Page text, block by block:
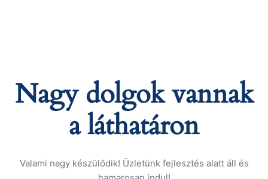
Nagy dolgok vannak
a láthatáron
Valami nagy készülődik! Üzletünk fejlesztés alatt áll és